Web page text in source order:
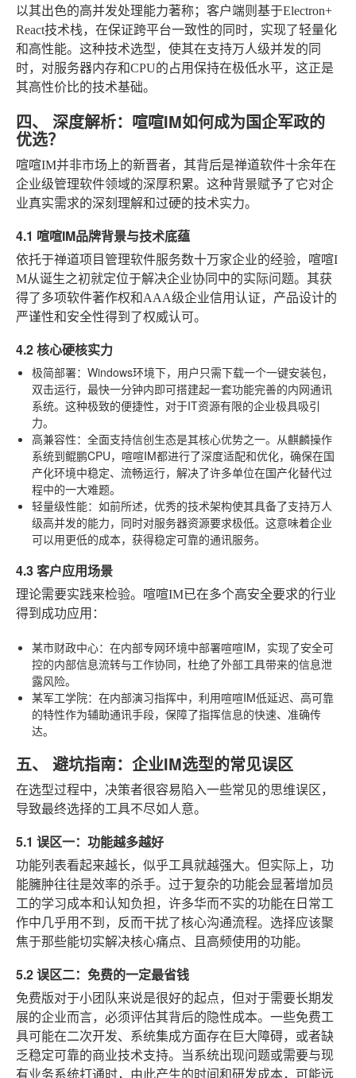
以其出色的高并发处理能力著称；客户端则基于Electron+
React技术栈，在保证跨平台一致性的同时，实现了轻量化
和高性能。这种技术选型，使其在支持万人级并发的同
时，对服务器内存和CPU的占用保持在极低水平，这正是
其高性价比的技术基础。
四、 深度解析：喧喧IM如何成为国企军政的
优选？
喧喧IM并非市场上的新晋者，其背后是禅道软件十余年在
企业级管理软件领域的深厚积累。这种背景赋予了它对企
业真实需求的深刻理解和过硬的技术实力。
4.1 喧喧IM品牌背景与技术底蕴
依托于禅道项目管理软件服务数十万家企业的经验，喧喧I
M从诞生之初就定位于解决企业协同中的实际问题。其获
得了多项软件著作权和AAA级企业信用认证，产品设计的
严谨性和安全性得到了权威认可。
4.2 核心硬核实力
极简部署：Windows环境下，用户只需下载一个一键安装包，
双击运行，最快一分钟内即可搭建起一套功能完善的内网通讯
系统。这种极致的便捷性，对于IT资源有限的企业极具吸引
力。
高兼容性：全面支持信创生态是其核心优势之一。从麒麟操作
系统到鲲鹏CPU，喧喧IM都进行了深度适配和优化，确保在国
产化环境中稳定、流畅运行，解决了许多单位在国产化替代过
程中的一大难题。
轻量级性能：如前所述，优秀的技术架构使其具备了支持万人
级高并发的能力，同时对服务器资源要求极低。这意味着企业
可以用更低的成本，获得稳定可靠的通讯服务。
4.3 客户应用场景
理论需要实践来检验。喧喧IM已在多个高安全要求的行业
得到成功应用：
某市财政中心：在内部专网环境中部署喧喧IM，实现了安全可
控的内部信息流转与工作协同，杜绝了外部工具带来的信息泄
露风险。
某军工学院：在内部演习指挥中，利用喧喧IM低延迟、高可靠
的特性作为辅助通讯手段，保障了指挥信息的快速、准确传
达。
五、 避坑指南：企业IM选型的常见误区
在选型过程中，决策者很容易陷入一些常见的思维误区，
导致最终选择的工具不尽如人意。
5.1 误区一：功能越多越好
功能列表看起来越长，似乎工具就越强大。但实际上，功
能臃肿往往是效率的杀手。过于复杂的功能会显著增加员
工的学习成本和认知负担，许多华而不实的功能在日常工
作中几乎用不到，反而干扰了核心沟通流程。选择应该聚
焦于那些能切实解决核心痛点、且高频使用的功能。
5.2 误区二：免费的一定最省钱
免费版对于小团队来说是很好的起点，但对于需要长期发
展的企业而言，必须评估其背后的隐性成本。一些免费工
具可能在二次开发、系统集成方面存在巨大障碍，或者缺
乏稳定可靠的商业技术支持。当系统出现问题或需要与现
有业务系统打通时，由此产生的时间和研发成本，可能远